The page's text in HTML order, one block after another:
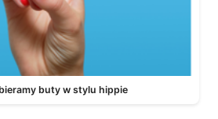
buty w stylu hippie